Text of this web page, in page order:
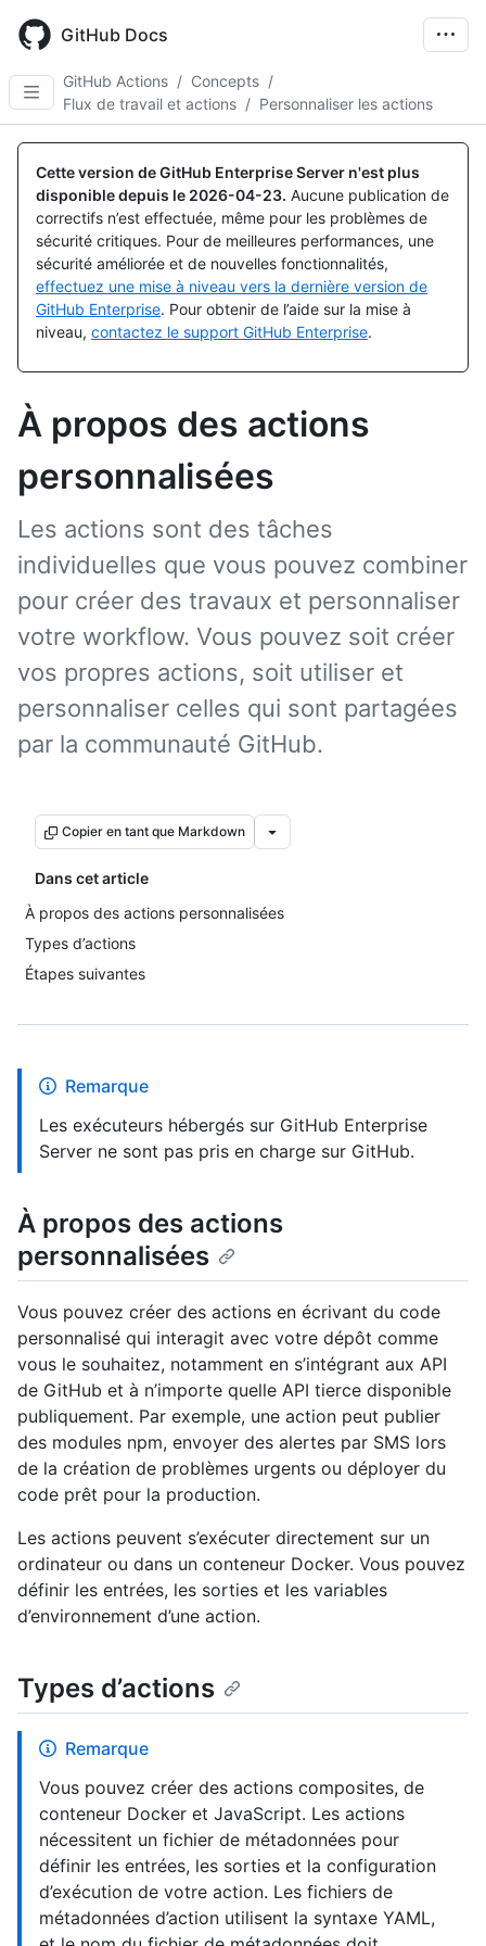
main
content
GitHub Docs
GitHub Actions / Concepts /
Flux de travail et actions / Personnaliser les actions
Cette version de GitHub Enterprise Server n'est plus
disponible depuis le 2026-04-23. Aucune publication de
correctifs n’est effectuée, même pour les problèmes de
sécurité critiques. Pour de meilleures performances, une
sécurité améliorée et de nouvelles fonctionnalités,
effectuez une mise à niveau vers la dernière version de
GitHub Enterprise. Pour obtenir de l’aide sur la mise à
niveau, contactez le support GitHub Enterprise.
À propos des actions
personnalisées
Les actions sont des tâches
individuelles que vous pouvez combiner
pour créer des travaux et personnaliser
votre workflow. Vous pouvez soit créer
vos propres actions, soit utiliser et
personnaliser celles qui sont partagées
par la communauté GitHub.
Copier en tant que Markdown
Dans cet article
À propos des actions personnalisées
Types d’actions
Étapes suivantes
Remarque
Les exécuteurs hébergés sur GitHub Enterprise
Server ne sont pas pris en charge sur GitHub.
À propos des actions
personnalisées
Vous pouvez créer des actions en écrivant du code
personnalisé qui interagit avec votre dépôt comme
vous le souhaitez, notamment en s’intégrant aux API
de GitHub et à n’importe quelle API tierce disponible
publiquement. Par exemple, une action peut publier
des modules npm, envoyer des alertes par SMS lors
de la création de problèmes urgents ou déployer du
code prêt pour la production.
Les actions peuvent s’exécuter directement sur un
ordinateur ou dans un conteneur Docker. Vous pouvez
définir les entrées, les sorties et les variables
d’environnement d’une action.
Types d’actions
Remarque
Vous pouvez créer des actions composites, de
conteneur Docker et JavaScript. Les actions
nécessitent un fichier de métadonnées pour
définir les entrées, les sorties et la configuration
d’exécution de votre action. Les fichiers de
métadonnées d’action utilisent la syntaxe YAML,